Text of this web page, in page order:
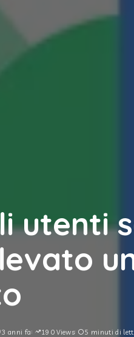
utenti
3 anni fa 190 Views 5 minuti di